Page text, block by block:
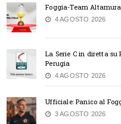
Foggia-Team Altamura
4 AGOSTO 2026
La Serie C in diretta su
Perugia
4 AGOSTO 2026
Ufficiale: Panico al
3 AGOSTO 2026